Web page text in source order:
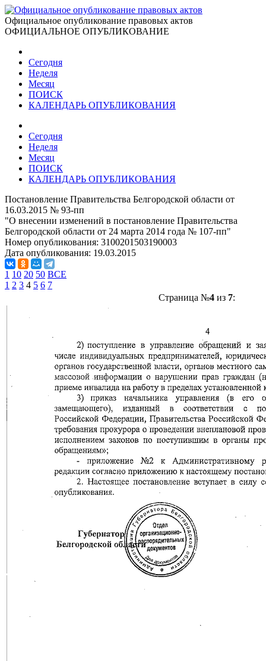
Официальное опубликование правовых актов
ОФИЦИАЛЬНОЕ ОПУБЛИКОВАНИЕ
Сегодня
Неделя
Месяц
ПОИСК
КАЛЕНДАРЬ ОПУБЛИКОВАНИЯ
Сегодня
Неделя
Месяц
ПОИСК
КАЛЕНДАРЬ ОПУБЛИКОВАНИЯ
Постановление Правительства Белгородской области от
16.03.2015 № 93-пп
"О внесении изменений в постановление Правительства
Белгородской области от 24 марта 2014 года № 107-пп"
Номер опубликования: 3100201503190003
Дата опубликования: 19.03.2015
1 10 20 50 ВСЕ
1 2 3 4 5 6 7
Страница №4из 7: